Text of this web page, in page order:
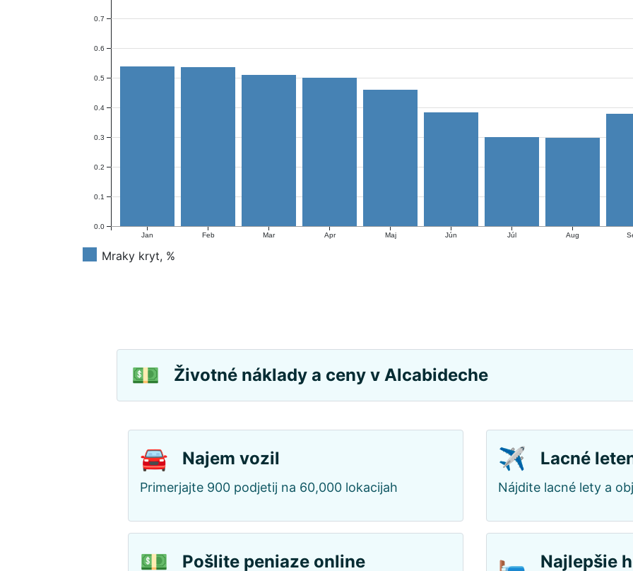
Jan Feb Mar Apr Maj Jún Júl Aug
0.0
0.1
0.2
0.3
0.4
0.5
0.6
0.7
Mraky kryt, %
💵 Životné náklady a ceny v Alcabideche
🚘 Najem vozil
Primerjajte 900 podjetij na 60,000 lokacijah
✈️ Lacné
Nájdite lacné lety a
💵 Pošlite peniaze online 🛏️ Najlepšie